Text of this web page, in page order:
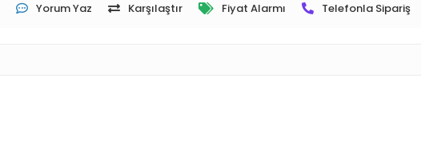
Yorum Yaz Karşılaştır Fiyat Alarmı Telefonla Sipariş